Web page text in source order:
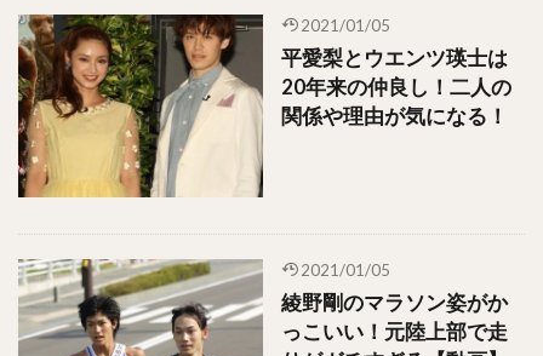
2021/01/05
平愛梨とウエンツ瑛士は
20年来の仲良し！二人の
関係や理由が気になる！
2021/01/05
綾野剛のマラソン姿がか
っこいい！元陸上部で走